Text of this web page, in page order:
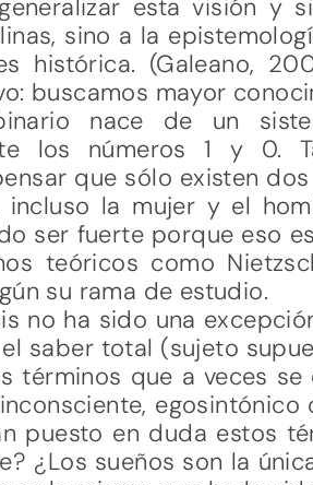
esta visión y
sino a la
histórica. (Galeano,
buscamos mayor
nace de un
los números 1 y 0.
que sólo existen
incluso la mujer y el
ser fuerte porque eso
teóricos como
su rama de estudio.
no ha sido una
saber total (sujeto
términos que a veces
puesto en duda estos
¿Los sueños son la